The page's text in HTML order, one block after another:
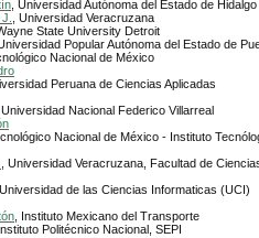
, Universidad Autónoma del Estado de Hidalgo
, Universidad Veracruzana
Wayne State University Detroit
Universidad Popular Autónoma del Estado de
Nacional de México
Peruana de Ciencias Aplicadas
, Universidad Nacional Federico Villarreal
Nacional de México - Instituto
, Universidad Veracruzana, Facultad de
, Universidad de las Ciencias Informaticas (UCI)
, Instituto Mexicano del Transporte
Instituto Politécnico Nacional, SEPI